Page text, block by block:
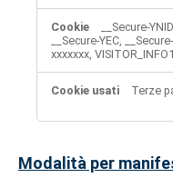
__Secure-
__Secure-YEC,
xxxxxxx,
Terze
Modalità per